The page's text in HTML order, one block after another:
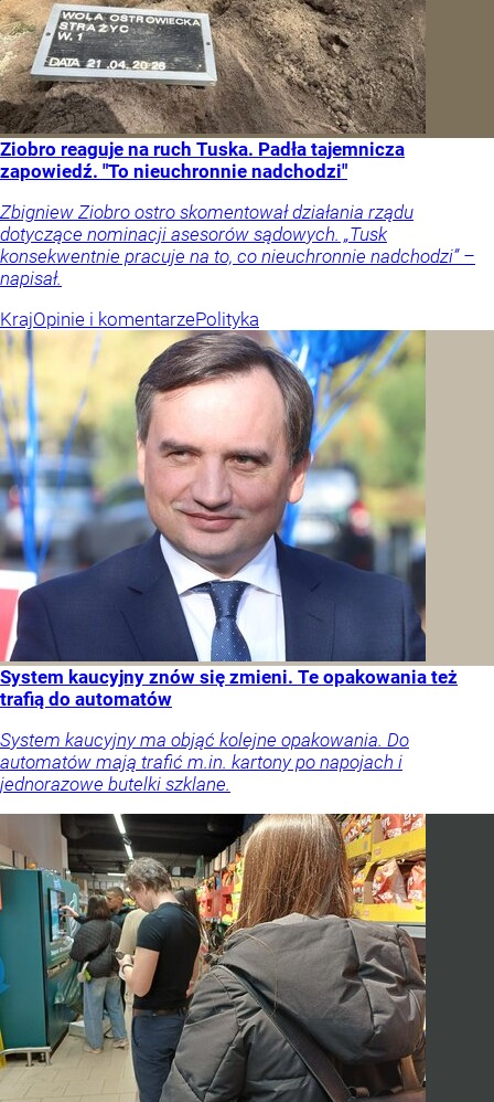
Ziobro reaguje na ruch Tuska. Padła tajemnicza
zapowiedź. "To nieuchronnie nadchodzi"
Zbigniew Ziobro ostro skomentował działania rządu
dotyczące nominacji asesorów sądowych. „Tusk
konsekwentnie pracuje na to, co nieuchronnie nadchodzi” –
napisał.
KrajOpinie i komentarzePolityka
System kaucyjny znów się zmieni. Te opakowania też
trafią do automatów
System kaucyjny ma objąć kolejne opakowania. Do
automatów mają trafić m.in. kartony po napojach i
jednorazowe butelki szklane.